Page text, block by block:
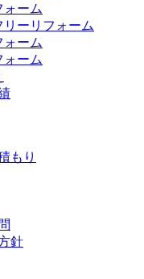
ォーム
リーリフォーム
ォーム
ォーム
もり
針